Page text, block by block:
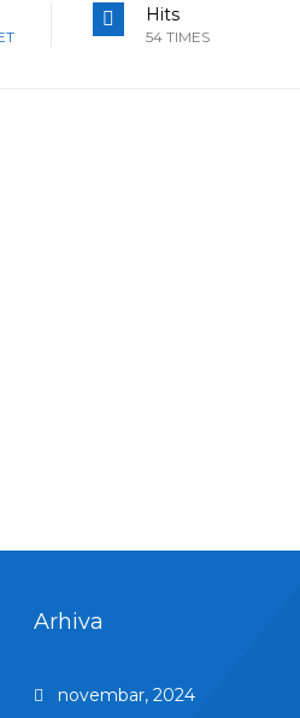
Hits
54 TIMES
Arhiva
novembar, 2024